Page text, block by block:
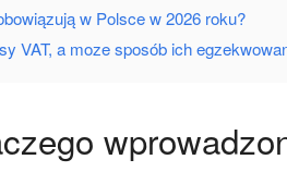
w Polsce w 2026 roku?
VAT, a moze sposób ich